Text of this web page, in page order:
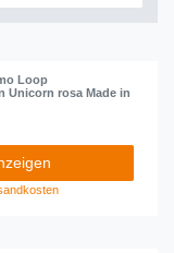
Loop
Unicorn rosa Made in